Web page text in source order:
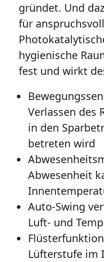
gründet. Und
für
hygienische
fest und wirkt
Verlassen des
in den
betreten wird
Abwesenheit
Auto-Swing
Luft- und
Lüfterstufe im